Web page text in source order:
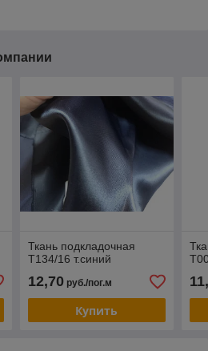
Ткань подкладочная
Т134/16 т.синий
12,70руб./пог.м
Купить